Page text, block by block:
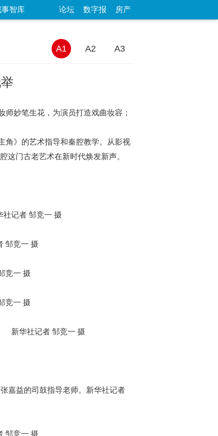
事智库 论坛 数字报 房产
A1 A2 A3
妙笔生花，为演员打造戏曲妆容；
角》的艺术指导和秦腔教学。从影视
这门古老艺术在新时代焕发新声。
记者 邹竞一 摄
邹竞一 摄
竞一 摄
竞一 摄
新华社记者 邹竞一 摄
嘉益的司鼓指导老师。新华社记者
邹竞一 摄